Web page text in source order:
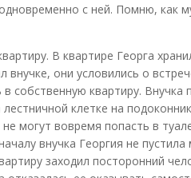
с ней. Помню, как
В квартире Георга
они условились о
квартиру. Внучка
клетке на
могут вовремя попасть в
внучка Георгия не пустила
заходил посторонний